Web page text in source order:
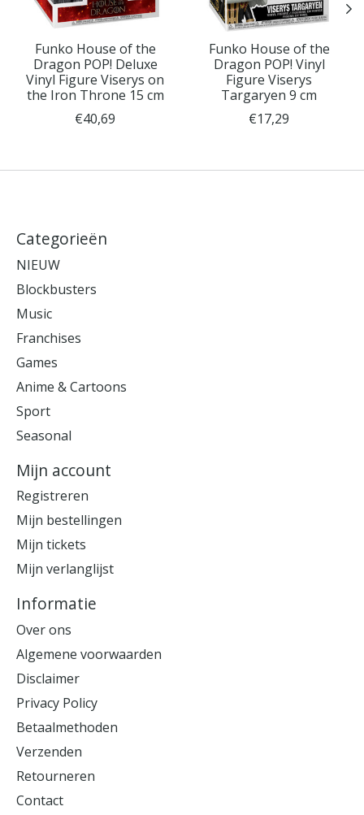
Funko House of the
Dragon POP! Deluxe
Vinyl Figure Viserys on
the Iron Throne 15 cm
€40,69
Funko House of the
Dragon POP! Vinyl
Figure Viserys
Targaryen 9 cm
€17,29
Categorieën
NIEUW
Blockbusters
Music
Franchises
Games
Anime & Cartoons
Sport
Seasonal
Mijn account
Registreren
Mijn bestellingen
Mijn tickets
Mijn verlanglijst
Informatie
Over ons
Algemene voorwaarden
Disclaimer
Privacy Policy
Betaalmethoden
Verzenden
Retourneren
Contact